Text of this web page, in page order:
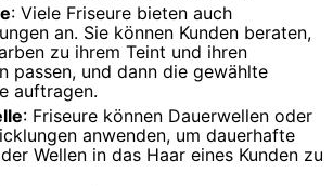
: Viele Friseure bieten auch
an. Sie können Kunden beraten,
zu ihrem Teint und ihren
passen, und dann die gewählte
auftragen.
: Friseure können Dauerwellen oder
anwenden, um dauerhafte
Wellen in das Haar eines Kunden zu